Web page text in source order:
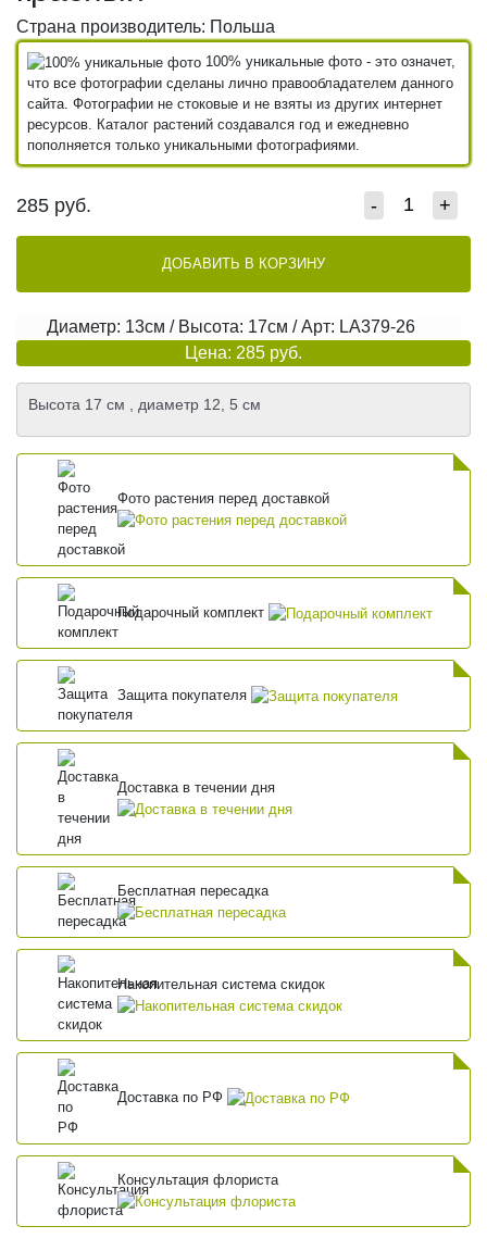
Страна производитель: Польша
100% уникальные фото - это означет,
что все фотографии сделаны лично правообладателем данного
сайта. Фотографии не стоковые и не взяты из других интернет
ресурсов. Каталог растений создавался год и ежедневно
пополняется только уникальными фотографиями.
285 руб. - +
ДОБАВИТЬ В КОРЗИНУ
Диаметр: 13см / Высота: 17см / Арт: LA379-26
Цена: 285 руб.
Высота 17 см , диаметр 12, 5 см
Фото растения перед доставкой
Подарочный комплект
Защита покупателя
Доставка в течении дня
Бесплатная пересадка
Накопительная система скидок
Доставка по РФ
Консультация флориста